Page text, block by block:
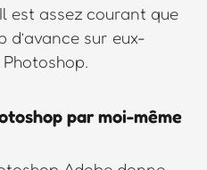
est assez courant que
sur eux-
par moi-même